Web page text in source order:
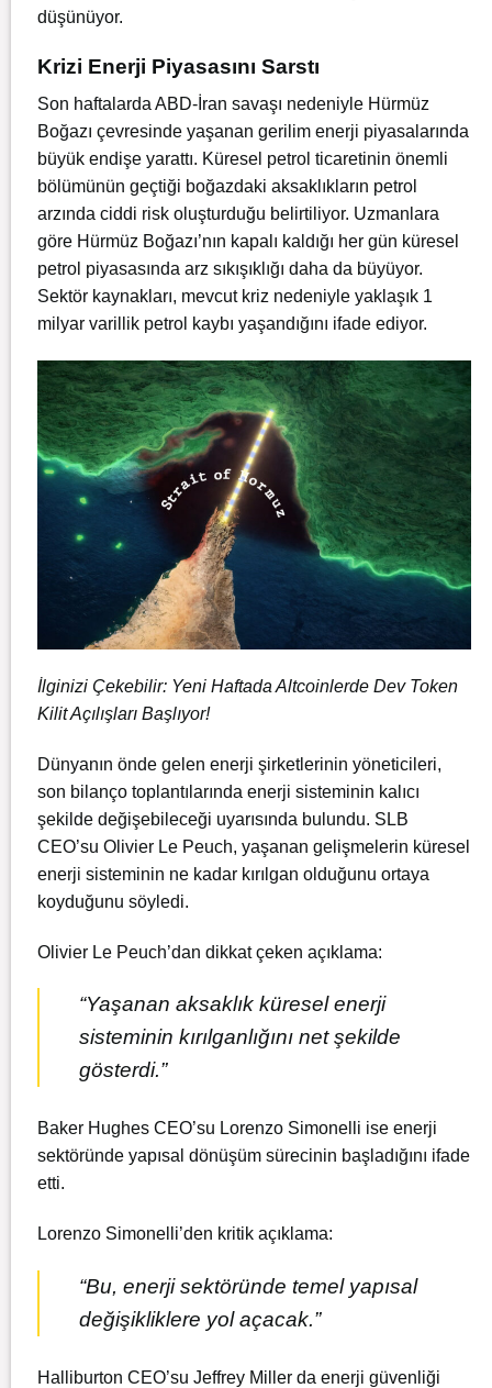
düşünüyor.
Krizi Enerji Piyasasını Sarstı
Son haftalarda ABD-İran savaşı nedeniyle Hürmüz
Boğazı çevresinde yaşanan gerilim enerji piyasalarında
büyük endişe yarattı. Küresel petrol ticaretinin önemli
bölümünün geçtiği boğazdaki aksaklıkların petrol
arzında ciddi risk oluşturduğu belirtiliyor. Uzmanlara
göre Hürmüz Boğazı’nın kapalı kaldığı her gün küresel
petrol piyasasında arz sıkışıklığı daha da büyüyor.
Sektör kaynakları, mevcut kriz nedeniyle yaklaşık 1
milyar varillik petrol kaybı yaşandığını ifade ediyor.
İlginizi Çekebilir: Yeni Haftada Altcoinlerde Dev Token
Kilit Açılışları Başlıyor!
Dünyanın önde gelen enerji şirketlerinin yöneticileri,
son bilanço toplantılarında enerji sisteminin kalıcı
şekilde değişebileceği uyarısında bulundu. SLB
CEO’su Olivier Le Peuch, yaşanan gelişmelerin küresel
enerji sisteminin ne kadar kırılgan olduğunu ortaya
koyduğunu söyledi.
Olivier Le Peuch’dan dikkat çeken açıklama:
“Yaşanan aksaklık küresel enerji
sisteminin kırılganlığını net şekilde
gösterdi.”
Baker Hughes CEO’su Lorenzo Simonelli ise enerji
sektöründe yapısal dönüşüm sürecinin başladığını ifade
etti.
Lorenzo Simonelli’den kritik açıklama:
“Bu, enerji sektöründe temel yapısal
değişikliklere yol açacak.”
Halliburton CEO’su Jeffrey Miller da enerji güvenliği